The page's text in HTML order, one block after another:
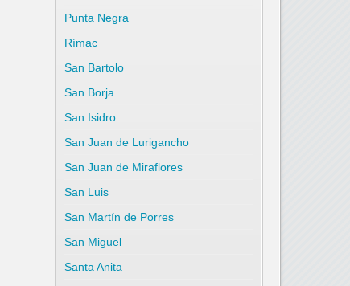
Punta Negra
Rímac
San Bartolo
San Borja
San Isidro
San Juan de Lurigancho
San Juan de Miraflores
San Luis
San Martín de Porres
San Miguel
Santa Anita